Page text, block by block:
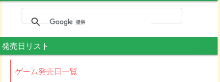
発売日リスト
ゲーム発売日一覧